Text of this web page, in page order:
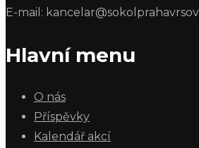
E-mail:
Hlavní menu
O nás
Příspěvky
Kalendář akcí